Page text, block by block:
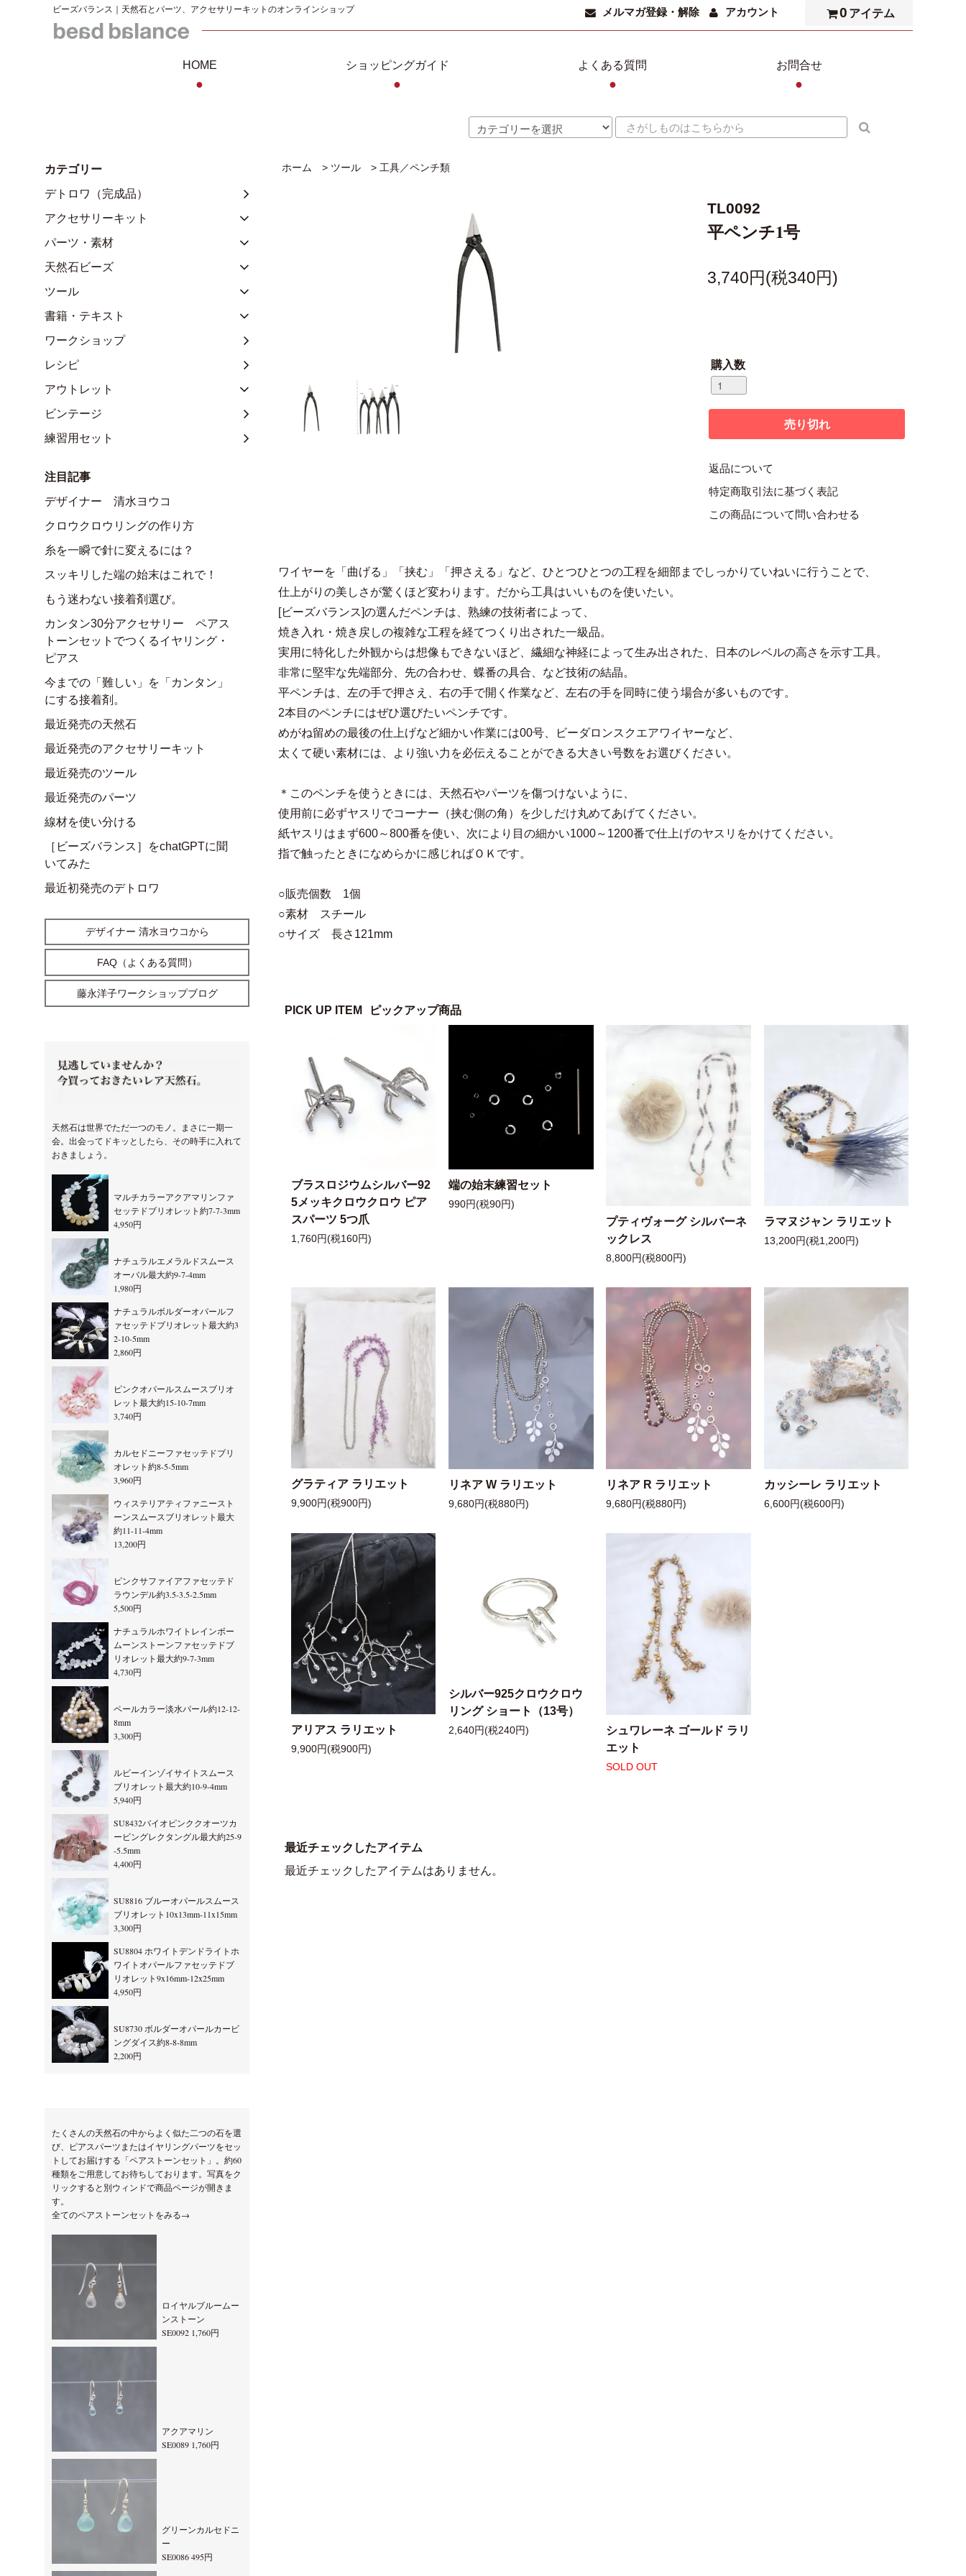
ビーズバランス｜天然石とパーツ、アクセサリーキットのオンラインショップ メルマガ登録・解除 アカウント 0 アイテム
HOME
●
ショッピングガイド
●
よくある質問
●
お問合せ
●
ホーム > ツール > 工具／ペンチ類
TL0092
平ペンチ1号
3,740円(税340円)
購入数
返品について
特定商取引法に基づく表記
この商品について問い合わせる
ワイヤーを「曲げる」「挟む」「押さえる」など、ひとつひとつの工程を細部までしっかりていねいに行うことで、
仕上がりの美しさが驚くほど変わります。だから工具はいいものを使いたい。
[ビーズバランス]の選んだペンチは、熟練の技術者によって、
焼き入れ・焼き戻しの複雑な工程を経てつくり出された一級品。
実用に特化した外観からは想像もできないほど、繊細な神経によって生み出された、日本のレベルの高さを示す工具。
非常に堅牢な先端部分、先の合わせ、蝶番の具合、など技術の結晶。
平ペンチは、左の手で押さえ、右の手で開く作業など、左右の手を同時に使う場合が多いものです。
2本目のペンチにはぜひ選びたいペンチです。
めがね留めの最後の仕上げなど細かい作業には00号、ビーダロンスクエアワイヤーなど、
太くて硬い素材には、より強い力を必伝えることができる大きい号数をお選びください。
＊このペンチを使うときには、天然石やパーツを傷つけないように、
使用前に必ずヤスリでコーナー（挟む側の角）を少しだけ丸めてあげてください。
紙ヤスリはまず600～800番を使い、次により目の細かい1000～1200番で仕上げのヤスリをかけてください。
指で触ったときになめらかに感じればＯＫです。
○販売個数 1個
○素材 スチール
○サイズ 長さ121mm
PICK UP ITEM ピックアップ商品
ブラスロジウムシルバー92
5メッキクロウクロウ ピア
スパーツ 5つ爪
1,760円(税160円)
端の始末練習セット
990円(税90円)
プティヴォーグ シルバーネ
ックレス
8,800円(税800円)
ラマヌジャン ラリエット
13,200円(税1,200円)
グラティア ラリエット
9,900円(税900円)
リネア W ラリエット
9,680円(税880円)
リネア R ラリエット
9,680円(税880円)
カッシーレ ラリエット
6,600円(税600円)
アリアス ラリエット
9,900円(税900円)
シルバー925クロウクロウ
リング ショート（13号）
2,640円(税240円)
シュワレーネ ゴールド ラリ
エット
SOLD OUT
最近チェックしたアイテム
最近チェックしたアイテムはありません。
カテゴリー
デトロワ（完成品）
アクセサリーキット
パーツ・素材
天然石ビーズ
ツール
書籍・テキスト
ワークショップ
レシピ
アウトレット
ビンテージ
練習用セット
注目記事
デザイナー 清水ヨウコ
クロウクロウリングの作り方
糸を一瞬で針に変えるには？
スッキリした端の始末はこれで！
もう迷わない接着剤選び。
カンタン30分アクセサリー ペアス
トーンセットでつくるイヤリング・
ピアス
今までの「難しい」を「カンタン」
にする接着剤。
最近発売の天然石
最近発売のアクセサリーキット
最近発売のツール
最近発売のパーツ
線材を使い分ける
［ビーズバランス］をchatGPTに聞
いてみた
最近初発売のデトロワ
デザイナー 清水ヨウコから
FAQ（よくある質問）
藤永洋子ワークショップブログ
天然石は世界でただ一つのモノ。まさに一期一
会。出会ってドキッとしたら、その時手に入れて
おきましょう。
マルチカラーアクアマリンファ
セッテドブリオレット約7-7-3mm
4,950円
ナチュラルエメラルドスムース
オーバル最大約9-7-4mm
1,980円
ナチュラルボルダーオパールフ
ァセッテドブリオレット最大約3
2-10-5mm
2,860円
ピンクオパールスムースブリオ
レット最大約15-10-7mm
3,740円
カルセドニーファセッテドブリ
オレット約8-5-5mm
3,960円
ウィステリアティファニースト
ーンスムースブリオレット最大
約11-11-4mm
13,200円
ピンクサファイアファセッテド
ラウンデル約3.5-3.5-2.5mm
5,500円
ナチュラルホワイトレインボー
ムーンストーンファセッテドブ
リオレット最大約9-7-3mm
4,730円
ペールカラー淡水パール約12-12-
8mm
3,300円
ルビーインゾイサイトスムース
ブリオレット最大約10-9-4mm
5,940円
SU8432バイオピンククオーツカ
ービングレクタングル最大約25-9
-5.5mm
4,400円
SU8816 ブルーオパールスムース
ブリオレット10x13mm-11x15mm
3,300円
SU8804 ホワイトデンドライトホ
ワイトオパールファセッテドブ
リオレット9x16mm-12x25mm
4,950円
SU8730 ボルダーオパールカービ
ングダイス約8-8-8mm
2,200円
たくさんの天然石の中からよく似た二つの石を選
び、ピアスパーツまたはイヤリングパーツをセッ
トしてお届けする「ペアストーンセット」。約60
種類をご用意してお待ちしております。写真をク
リックすると別ウィンドで商品ページが開きま
す。
全てのペアストーンセットをみる→
ロイヤルブルームー
ンストーン
SE0092 1,760円
アクアマリン
SE0089 1,760円
グリーンカルセドニ
ー
SE0086 495円